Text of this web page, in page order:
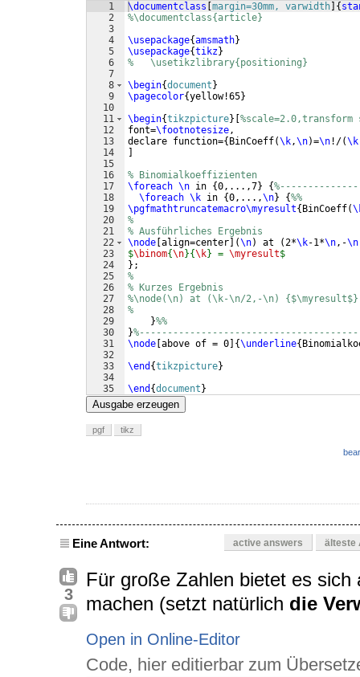
1
2
3
4
5
6
7
8
9
10
11
12
13
14
15
16
17
18
19
20
21
22
23
24
25
26
27
28
29
30
31
32
33
34
35
\documentclass margin=30mm, varwidth {
%\documentclass{article}
\usepackage{amsmath}
\usepackage{tikz}
%   \usetikzlibrary{positioning}
\begin{document }
\pagecolor{yellow!65}
\begin{tikzpicture}
font=\footnotesize,
declare function={ BinCoeff(\k,\n)=\n !/(\k
% Binomialkoeffizienten
\foreach \n in {0,...,7} {
\foreach \k in {0,...,\n} {%%
\pgfmathtruncatemacro\myresult{ BinCoeff(
%
% Ausführliches Ergebnis
\node align=center (\n) at (2*\k-1*\n,-\n
$\binom{\n}{\k} = \myresult$
} ;
%
% Kurzes Ergebnis
%\node(\n) at (\k-\n/2,-\n)
%
}%%
}
\node above of = 0 {\underline{
\end {tikzpicture}
\end {document }
Ausgabe erzeugen
pgf tikz
Eine Antwort: active answers älteste
3
Für große Zahlen bietet es
machen (setzt natürlich die
Open in Online-Editor
Code, hier editierbar zum